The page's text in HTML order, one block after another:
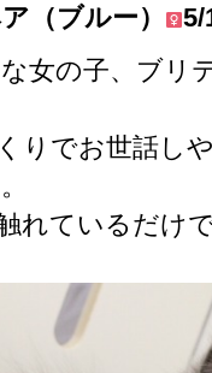
（ブルー）
5/
女の子、ブリ
りでお世話し
れているだけ